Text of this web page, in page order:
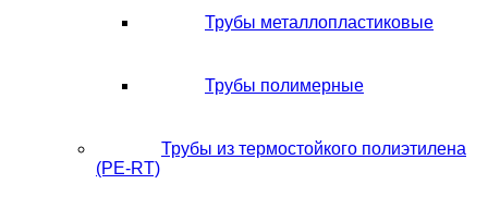
Трубы металлопластиковые
Трубы полимерные
Трубы из термостойкого полиэтилена
(PE-RT)